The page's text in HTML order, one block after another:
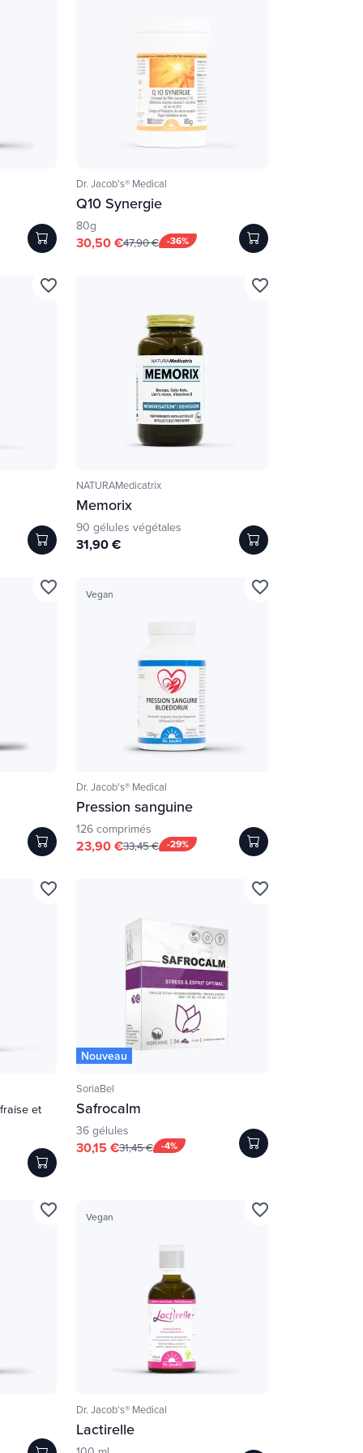
Dr. Jacob's® Medical
Q10 Synergie
80g
-36%
30,50 €47,90 €
favorite_border
NATURAMedicatrix
Memorix
90 gélules végétales
31,90 €
favorite_border
favorite_border Vegan
Dr. Jacob's® Medical
Pression sanguine
126 comprimés
-29%
23,90 €33,45 €
favorite_border
et
favorite_border
Nouveau
SoriaBel
Safrocalm
36 gélules
-4%
30,15 €31,45 €
favorite_border
favorite_border Vegan
Dr. Jacob's® Medical
Lactirelle
favorite_border